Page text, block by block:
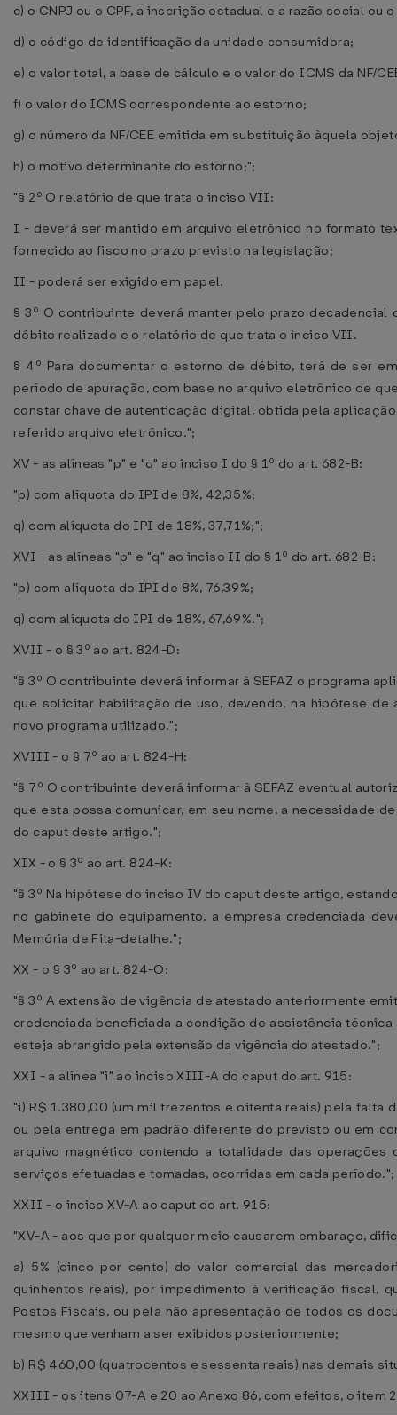
c) o CNPJ ou o CPF, a inscrição estadual e a razão social ou
d) o código de identificação da unidade consumidora;
e) o valor total, a base de cálculo e o valor do ICMS da NF/
f) o valor do ICMS correspondente ao estorno;
g) o número da NF/CEE emitida em substituição àquela
h) o motivo determinante do estorno;";
"§ 2º O relatório de que trata o inciso VII:
I - deverá ser mantido em arquivo eletrônico no formato
fornecido ao fisco no prazo previsto na legislação;
II - poderá ser exigido em papel.
§ 3º O contribuinte deverá manter pelo prazo
débito realizado e o relatório de que trata o inciso VII.
§ 4º Para documentar o estorno de débito, terá de ser
período de apuração, com base no arquivo eletrônico de
constar chave de autenticação digital, obtida pela
referido arquivo eletrônico.";
XV - as alíneas "p" e "q" ao inciso I do § 1º do art. 682-B:
"p) com alíquota do IPI de 8%, 42,35%;
q) com alíquota do IPI de 18%, 37,71%;";
XVI - as alíneas "p" e "q" ao inciso II do § 1º do art. 682-B:
"p) com alíquota do IPI de 8%, 76,39%;
q) com alíquota do IPI de 18%, 67,69%.";
XVII - o § 3º ao art. 824-D:
"§ 3º O contribuinte deverá informar à SEFAZ o programa
que solicitar habilitação de uso, devendo, na hipótese
novo programa utilizado.";
XVIII - o § 7º ao art. 824-H:
"§ 7º O contribuinte deverá informar à SEFAZ eventual
que esta possa comunicar, em seu nome, a necessidade
do caput deste artigo.";
XIX - o § 3º ao art. 824-K:
"§ 3º Na hipótese do inciso IV do caput deste artigo,
no gabinete do equipamento, a empresa credenciada
Memória de Fita-detalhe.";
XX - o § 3º ao art. 824-O:
"§ 3º A extensão de vigência de atestado anteriormente
credenciada beneficiada a condição de assistência
esteja abrangido pela extensão da vigência do atestado.";
XXI - a alínea "i" ao inciso XIII-A do caput do art. 915:
"i) R$ 1.380,00 (um mil trezentos e oitenta reais) pela falta
ou pela entrega em padrão diferente do previsto ou em
arquivo magnético contendo a totalidade das
serviços efetuadas e tomadas, ocorridas em cada período.";
XXII - o inciso XV-A ao caput do art. 915:
"XV-A - aos que por qualquer meio causarem embaraço,
a) 5% (cinco por cento) do valor comercial das
quinhentos reais), por impedimento à verificação fiscal,
Postos Fiscais, ou pela não apresentação de todos os
mesmo que venham a ser exibidos posteriormente;
b) R$ 460,00 (quatrocentos e sessenta reais) nas demais
XXIII - os itens 07-A e 20 ao Anexo 86, com efeitos, o item